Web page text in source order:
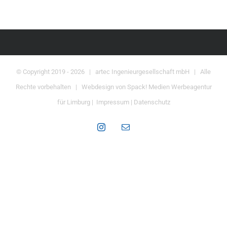
© Copyright 2019 - 2026 | artec Ingenieurgesellschaft mbH | Alle
Rechte vorbehalten | Webdesign von Spack! Medien Werbeagentur
für Limburg| Impressum| Datenschutz
Instagram
E-